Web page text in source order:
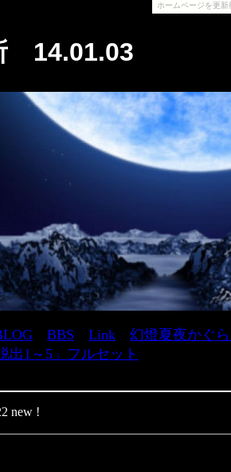
ホームページを更
14.01.03
BBS Link
幻燈夏夜かぐ
出1～5」フルセット
new !